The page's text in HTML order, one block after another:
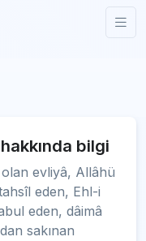
bilgi
evliyâ, Allâhü
eden, Ehl-i
eden, dâimâ
sakınan